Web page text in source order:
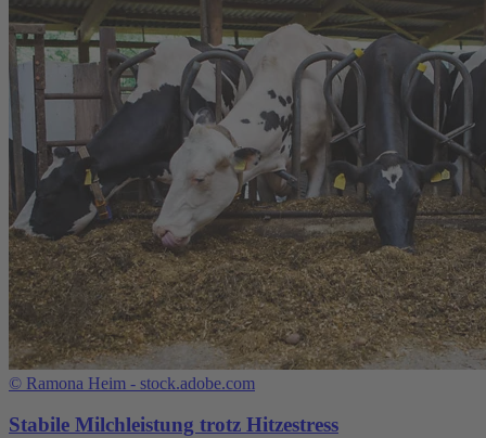
© Ramona Heim - stock.adobe.com
Stabile Milchleistung trotz Hitzestress